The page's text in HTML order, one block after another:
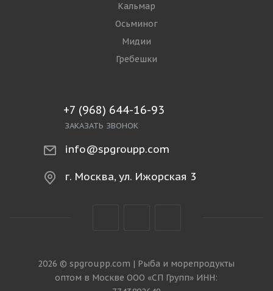
Кальмар
Осьминог
Мидии
Гребешки
+7 (968) 644-16-93
ЗАКАЗАТЬ ЗВОНОК
info@spgroupp.com
г. Москва, ул. Ижорская 3
2026 © spgroupp.com | Рыба и морепродукты
оптом в Москве ООО «СП Групп» ИНН: